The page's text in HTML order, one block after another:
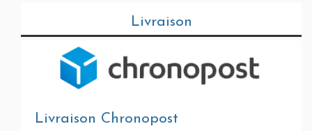
Livraison
Livraison Chronopost